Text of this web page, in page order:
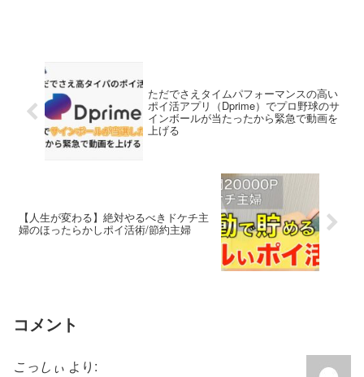
ただでさえタイムパフォーマンスの高い
ポイ活アプリ（Dprime）でプロ野球のサ
インボールが当たったから緊急で動画を
上げる
【人生が変わる】絶対やるべきドケチ主
婦のほったらかしポイ活術/節約主婦
コメント
こっしぃ より: